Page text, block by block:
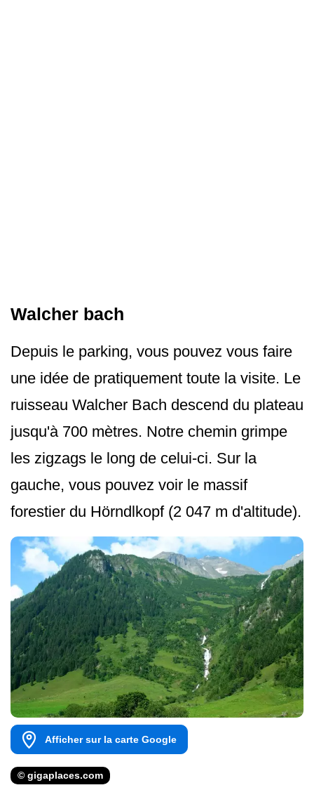
Walcher bach
Depuis le parking, vous pouvez vous faire
une idée de pratiquement toute la visite. Le
ruisseau Walcher Bach descend du plateau
jusqu'à 700 mètres. Notre chemin grimpe
les zigzags le long de celui-ci. Sur la
gauche, vous pouvez voir le massif
forestier du Hörndlkopf (2 047 m d'altitude).
Afficher sur la carte Google
© gigaplaces.com